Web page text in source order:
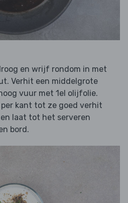
en wrijf rondom in met
Verhit een middelgrote
vuur met 1el olijfolie.
kant tot ze goed verhit
laat tot het serveren
bord.